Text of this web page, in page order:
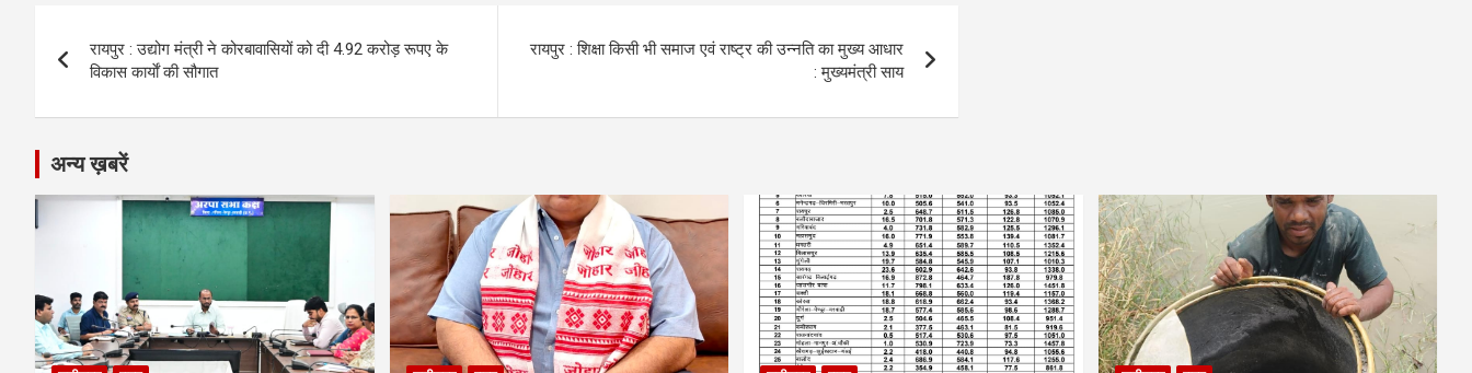
o
k
er p
p
m
k
navigation
रायपुर : उद्योग मंत्री ने कोरबावासियों को दी 4.92 करोड़ रूपए के
विकास कार्याें की सौगात
रायपुर : शिक्षा किसी भी समाज एवं राष्ट्र की उन्नति का मुख्य आधार
: मुख्यमंत्री साय
अन्य ख़बरें